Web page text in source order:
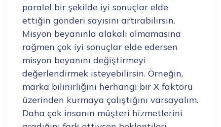
paralel bir şekilde iyi sonuçlar elde
ettiğin gönderi sayısını artırabilirsin.
Misyon beyanınla alakalı olmamasına
rağmen çok iyi sonuçlar elde edersen
misyon beyanını değiştirmeyi
değerlendirmek isteyebilirsin. Örneğin,
marka bilinirliğini herhangi bir X faktörü
üzerinden kurmaya çalıştığını varsayalım.
Daha çok insanın müşteri hizmetlerini